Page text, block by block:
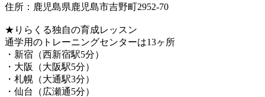
住所：鹿児島県鹿児島市吉野町2952-70
★りらくる独自の育成レッスン
通学用のトレーニングセンターは13ヶ所
・新宿（西新宿駅5分）
・大阪（大阪駅5分）
・札幌（大通駅3分）
・仙台（広瀬通5分）